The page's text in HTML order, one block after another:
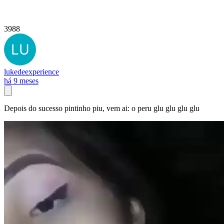
3988
lukedeexperience
há 9 meses
Depois do sucesso pintinho piu, vem ai: o peru glu glu glu glu